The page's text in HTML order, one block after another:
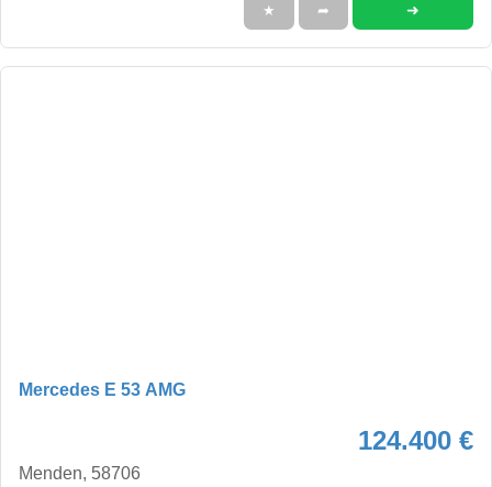
★ ➦ ➜
Mercedes E 53 AMG
124.400 €
Menden, 58706